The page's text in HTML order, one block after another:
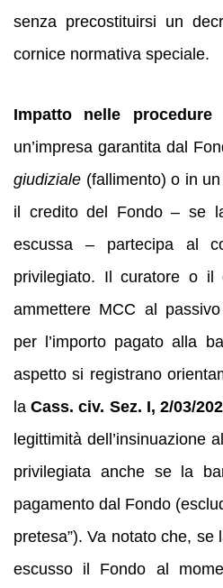
senza precostituirsi un
cornice normativa speciale.
Impatto nelle procedure
un’impresa garantita dal
giudiziale (fallimento) o in un
il credito del Fondo – se
escussa – partecipa al
privilegiato. Il curatore o il
ammettere MCC al
per l’importo pagato alla
aspetto si registrano
laCass. civ. Sez. I, 2/03/
legittimità dell’insinuazione
privilegiata anche se la
pagamento dal Fondo
pretesa”). Va notato che,
escusso il Fondo al